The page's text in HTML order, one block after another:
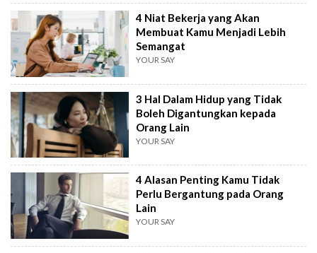
4 Niat Bekerja yang Akan
Membuat Kamu Menjadi Lebih
Semangat
YOUR SAY
3 Hal Dalam Hidup yang Tidak
Boleh Digantungkan kepada
Orang Lain
YOUR SAY
4 Alasan Penting Kamu Tidak
Perlu Bergantung pada Orang
Lain
YOUR SAY